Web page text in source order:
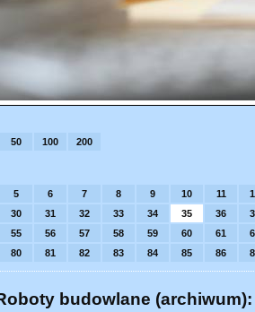
50 100 200
5 6 7 8 9 10 11
30 31 32 33 34 35 36
55 56 57 58 59 60 61
80 81 82 83 84 85 86
budowlane (archiwum):